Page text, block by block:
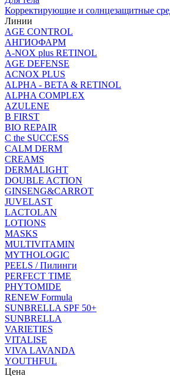
Корректирующие и солнцезащитные
Линии
AGE CONTROL
АНГИОФАРМ
A-NOX plus RETINOL
AGE DEFENSE
ACNOX PLUS
ALPHA - BETA & RETINOL
ALPHA COMPLEX
AZULENE
B FIRST
BIO REPAIR
C the SUCCESS
CALM DERM
CREAMS
DERMALIGHT
DOUBLE ACTION
GINSENG&CARROT
JUVELAST
LACTOLAN
LOTIONS
MASKS
MULTIVITAMIN
MYTHOLOGIC
PEELS / Пилинги
PERFECT TIME
PHYTOMIDE
RENEW Formula
SUNBRELLA SPF 50+
SUNBRELLA
VARIETIES
VITALISE
VIVA LAVANDA
YOUTHFUL
Цена